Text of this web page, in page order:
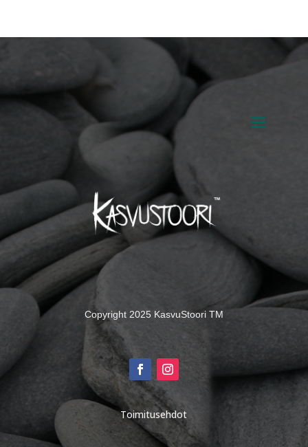
Copyright 2025 KasvuStoori TM
Toimitusehdot